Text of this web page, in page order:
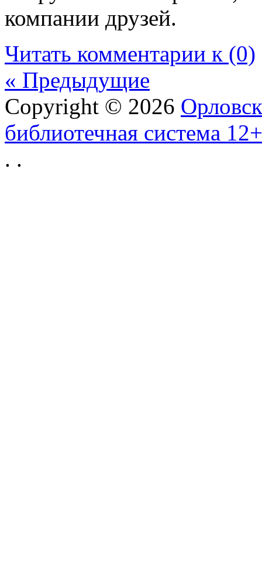
компании друзей.
Читать комментарии к (0)
« Предыдущие
Copyright © 2026
библиотечная система 12+
. .